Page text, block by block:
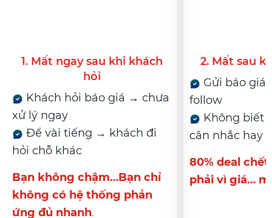
khi khách
giá → chưa
khách đi
chỉ
phản
2. Mất sau khi đã báo giá
Gửi báo giá xong → không
follow
Không biết khách đang
cân nhắc hay đã bỏ
80% deal chết ở đây. Không
phải vì giá… mà vì bị quên